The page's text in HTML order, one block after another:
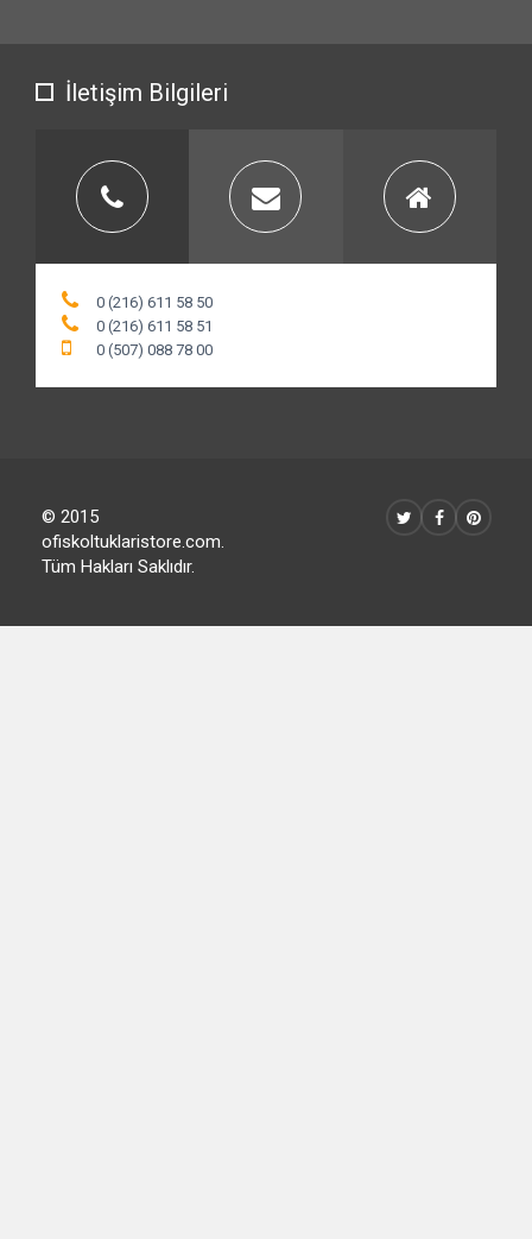
İletişim Bilgileri
0 (216) 611 58 50
0 (216) 611 58 51
© 2015
ofiskoltuklaristore.com.